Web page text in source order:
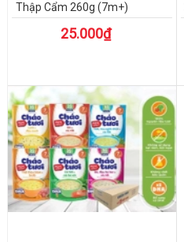
Thập Cẩm 260g (7m+)
25.000₫